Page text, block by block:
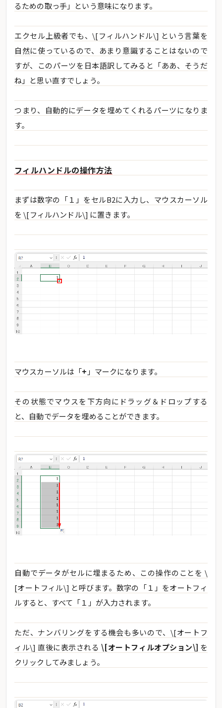
るための取っ手」という意味になります。
エクセル上級者でも、\[フィルハンドル\] という言葉を
自然に使っているので、あまり意識することはないので
すが、このパーツを日本語訳してみると「ああ、そうだ
ね」と思い直すでしょう。
つまり、自動的にデータを埋めてくれるパーツになりま
す。
フィルハンドルの操作方法
まずは数字の「１」をセルB2に入力し、マウスカーソル
を \[フィルハンドル\] に置きます。
マウスカーソルは「+ 」マークになります。
その状態でマウスを下方向にドラッグ＆ドロップする
と、自動でデータを埋めることができます。
自動でデータがセルに埋まるため、この操作のことを \
[オートフィル\] と呼びます。数字の「１」をオートフィ
ルすると、すべて「１」が入力されます。
ただ、ナンバリングをする機会も多いので、\[オートフ
ィル\] 直後に表示される\[オートフィルオプション\] を
クリックしてみましょう。